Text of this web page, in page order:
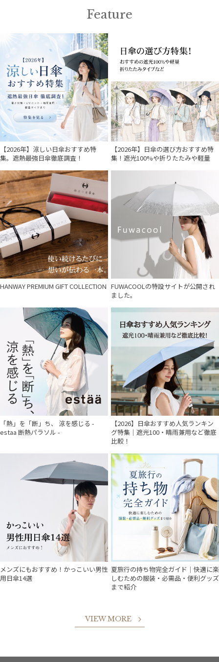
Feature
【2026年】涼しい日傘おすすめ特
集。遮熱最強日傘徹底調査！
【2026年】日傘の選び方おすすめ特
集！遮光100%や折りたたみや軽量
HANWAY PREMIUM GIFT COLLECTION FUWACOOLの特設サイトが公開され
ました。
「熱」を「断」ち、 涼を感じる -
estaa 断熱パラソル -
【2026】日傘おすすめ人気ランキン
グ特集｜遮光100・晴雨兼用など徹底
比較！
メンズにもおすすめ！かっこいい男性
用日傘14選
夏旅行の持ち物完全ガイド｜快適に楽
しむための服装・必需品・便利グッズ
まで紹介
VIEW MORE